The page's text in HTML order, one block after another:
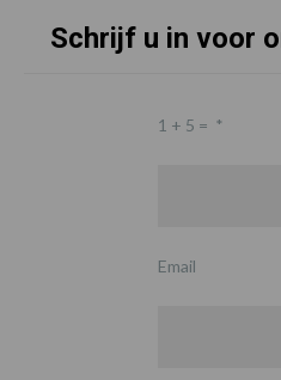
Schrijf u in voor
1 + 5 = *
Email